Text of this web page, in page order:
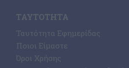
ΤΑΥΤΌΤΗΤΑ
Ταυτότητα Εφημερίδας
Ποιοι Είμαστε
Όροι Χρήσης